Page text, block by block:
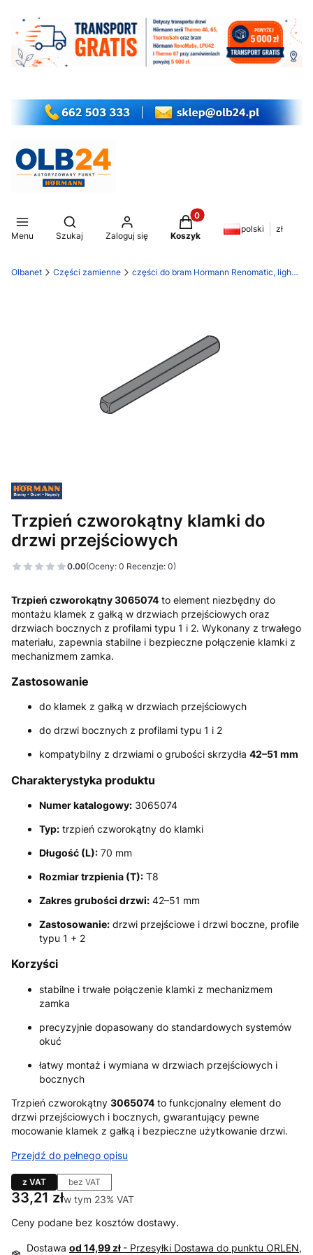
Menu
Otwórz wyszukiwarkę
Szukaj Zaloguj się
Produkty w koszyku: 0.
Koszyk
polski zł
Olbanet Części zamienne części do bram Hormann Renomatic, light EcoStar
Trzpień czworokątny klamki do
drzwi przejściowych
0.00(Oceny: 0 Recenzje: 0)
Trzpień czworokątny 3065074 to element niezbędny do
montażu klamek z gałką w drzwiach przejściowych oraz
drzwiach bocznych z profilami typu 1 i 2. Wykonany z trwałego
materiału, zapewnia stabilne i bezpieczne połączenie klamki z
mechanizmem zamka.
Zastosowanie
do klamek z gałką w drzwiach przejściowych
do drzwi bocznych z profilami typu 1 i 2
kompatybilny z drzwiami o grubości skrzydła 42–51 mm
Charakterystyka produktu
Numer katalogowy: 3065074
Typ: trzpień czworokątny do klamki
Długość (L): 70 mm
Rozmiar trzpienia (T): T8
Zakres grubości drzwi: 42–51 mm
Zastosowanie: drzwi przejściowe i drzwi boczne, profile
typu 1 + 2
Korzyści
stabilne i trwałe połączenie klamki z mechanizmem
zamka
precyzyjnie dopasowany do standardowych systemów
okuć
łatwy montaż i wymiana w drzwiach przejściowych i
bocznych
Trzpień czworokątny 3065074 to funkcjonalny element do
drzwi przejściowych i bocznych, gwarantujący pewne
mocowanie klamek z gałką i bezpieczne użytkowanie drzwi.
Przejdź do pełnego opisu
z VAT bez VAT
Cena
33,21 złw tym 23% VAT
w tym 23% VAT
Ceny podane bez kosztów dostawy.
Dostawa od 14,99 zł - Przesyłki Dostawa do punktu ORLEN,